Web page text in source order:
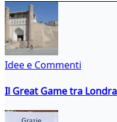
Idee e Commenti
Il Great Game tra